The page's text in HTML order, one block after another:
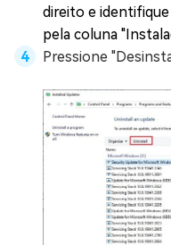
direito e identifique
pela coluna
Pressione